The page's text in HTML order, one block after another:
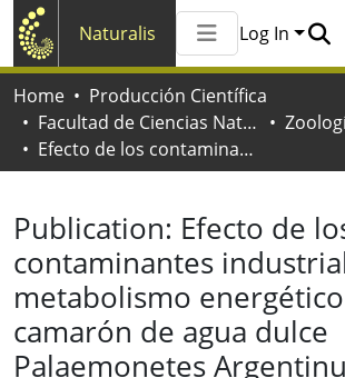
Naturalis
All of
Log In
Home
Producción Científica
Facultad de Ciencias Naturales y Museo
Efecto de los contaminantes industriales en el metabolismo energético del camarón de agua dulce Palaemonetes Argentinus Nobili
Publication: Efecto de
contaminantes
metabolismo
camarón de agua dulce
Palaemonetes